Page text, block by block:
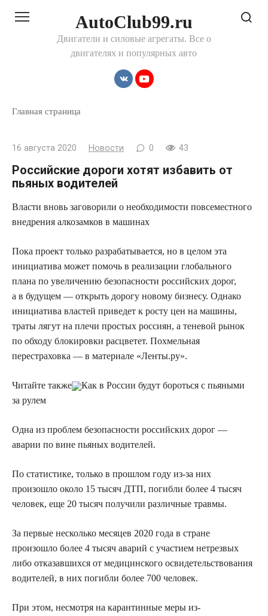
AutoClub99.ru
Двигатели и силовые агрегаты. Все о
двигателях и популярных авто
Главная страница
16 августа 2020 Новости 0 43
Российские дороги хотят избавить от
пьяных водителей
Власти вновь заговорили о необходимости повсеместного
внедрения алкозамков в машинах
Пока проект только разрабатывается, но в целом эта
инициатива может помочь в реализации глобального
плана по увеличению безопасности российских дорог,
а в будущем — открыть дорогу новому бизнесу. Однако
инициатива властей приведет к росту цен на машины,
траты лягут на плечи простых россиян, а теневой рынок
по обходу блокировки расцветет. Похмельная
перестраховка — в материале «Ленты.ру».
Читайте также
Как в России будут бороться с пьяными
за рулем
Одна из проблем безопасности российских дорог —
аварии по вине пьяных водителей.
По статистике, только в прошлом году из-за них
произошло около 15 тысяч ДТП, погибли более 4 тысяч
человек, еще 20 тысяч получили различные травмы.
За первые несколько месяцев 2020 года в стране
произошло более 4 тысяч аварий с участием нетрезвых
либо отказавшихся от медицинского освидетельствования
водителей, в них погибли более 700 человек.
При этом, несмотря на карантинные меры из-